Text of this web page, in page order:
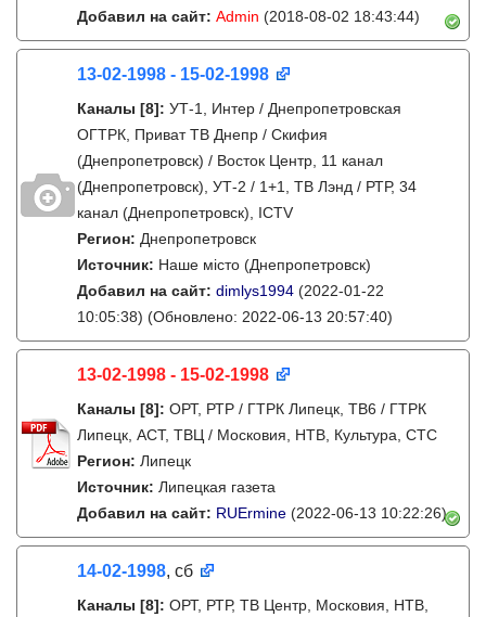
Добавил на сайт: Admin (2018-08-02 18:43:44)
13-02-1998 - 15-02-1998
Каналы [8]: УТ-1, Интер / Днепропетровская
ОГТРК, Приват ТВ Днепр / Скифия
(Днепропетровск) / Восток Центр, 11 канал
(Днепропетровск), УТ-2 / 1+1, ТВ Лэнд / РТР, 34
канал (Днепропетровск), ICTV
Регион: Днепропетровск
Источник: Наше місто (Днепропетровск)
Добавил на сайт: dimlys1994 (2022-01-22
10:05:38) (Обновлено: 2022-06-13 20:57:40)
13-02-1998 - 15-02-1998
Каналы [8]: ОРТ, РТР / ГТРК Липецк, ТВ6 / ГТРК
Липецк, АСТ, ТВЦ / Московия, НТВ, Культура, СТС
Регион: Липецк
Источник: Липецкая газета
Добавил на сайт: RUErmine (2022-06-13 10:22:26)
14-02-1998, сб
Каналы [8]: ОРТ, РТР, ТВ Центр, Московия, НТВ,